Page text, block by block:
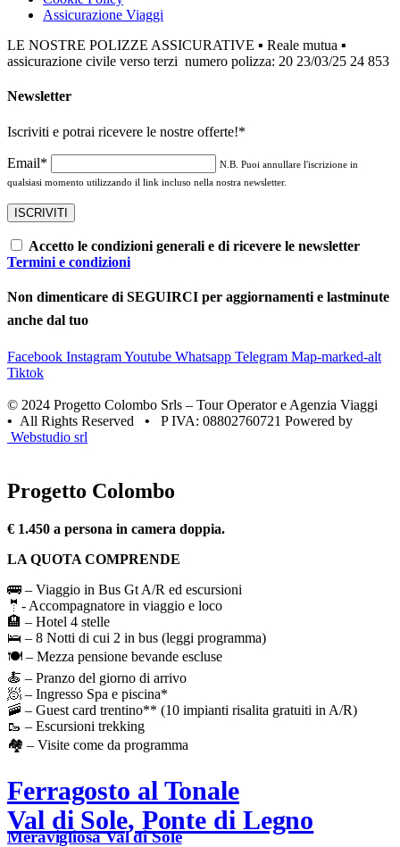
Assicurazione Viaggi
LE NOSTRE POLIZZE ASSICURATIVE ▪ Reale mutua ▪
assicurazione civile verso terzi numero polizza: 20 23/03/25 24 853
Newsletter
Iscriviti e potrai ricevere le nostre offerte!*
Email*
N.B. Puoi annullare l'iscrizione in
qualsiasi momento utilizzando il link incluso nella nostra newsletter.
Accetto le condizioni generali e di ricevere le newsletter
Termini e condizioni
Non dimenticare di SEGUIRCI per aggiornamenti e lastminute
anche dal tuo
Facebook InstagramYoutube Whatsapp Telegram Map-marked-alt
Tiktok
© 2024 Progetto Colombo Srls – Tour Operator e Agenzia Viaggi
• All Rights Reserved • P IVA: 08802760721 Powered by
Webstudio srl
Progetto Colombo
€ 1.450 a persona in camera doppia.
LA QUOTA COMPRENDE
🚌 – Viaggio in Bus Gt A/R ed escursioni
🤵- Accompagnatore in viaggio e loco
🏨 – Hotel 4 stelle
🛌 – 8 Notti di cui 2 in bus (leggi programma)
🍽️ – Mezza pensione bevande escluse
🍝 – Pranzo del giorno di arrivo
🧖 – Ingresso Spa e piscina*
🚠 – Guest card trentino** (10 impianti risalita gratuiti in A/R)
🥾 – Escursioni trekking
🏘️ – Visite come da programma
Ferragosto al Tonale
Val di Sole, Ponte di Legno
Meravigliosa Val di Sole